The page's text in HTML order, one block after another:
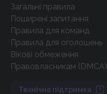
Загальні правила
Поширені запитання
Правила для команд
Правила для оголошень
Вікові обмеження
Правовласникам (DMCA)
Технічна підтримка